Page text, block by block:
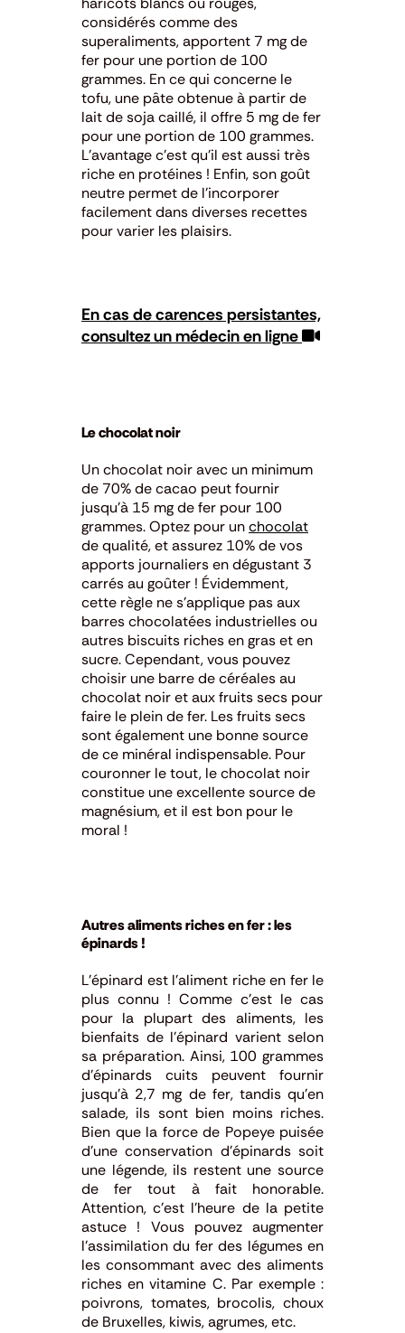
considérés comme des
superaliments, apportent 7 mg de
fer pour une portion de 100
grammes. En ce qui concerne le
tofu, une pâte obtenue à partir de
lait de soja caillé, il offre 5 mg de fer
pour une portion de 100 grammes.
L’avantage c’est qu’il est aussi très
riche en protéines ! Enfin, son goût
neutre permet de l’incorporer
facilement dans diverses recettes
pour varier les plaisirs.
En cas de carences persistantes,
consultez un médecin en ligne
Le chocolat noir
Un chocolat noir avec un minimum
de 70% de cacao peut fournir
jusqu’à 15 mg de fer pour 100
grammes. Optez pour unchocolat
de qualité, et assurez 10% de vos
apports journaliers en dégustant 3
carrés au goûter ! Évidemment,
cette règle ne s’applique pas aux
barres chocolatées industrielles ou
autres biscuits riches en gras et en
sucre.Cependant, vous pouvez
choisir une barre de céréales au
chocolat noir et aux fruits secs pour
faire le plein de fer. Les fruits secs
sont également une bonne source
de ce minéral indispensable. Pour
couronner le tout, le chocolat noir
constitue une excellente source de
magnésium, et il est bon pour le
moral !
Autres aliments riches en fer : les
épinards !
L’épinard est l’aliment riche en fer le
plus connu ! Comme c’est le cas
pour la plupart des aliments, les
bienfaits de l’épinard varient selon
sa préparation. Ainsi, 100 grammes
d’épinards cuits peuvent fournir
jusqu’à 2,7 mg de fer, tandis qu’en
salade, ils sont bien moins riches.
Bien que la force de Popeye puisée
d’une conservation d’épinards soit
une légende, ils restent une source
de fer tout à fait honorable.
Attention, c’est l’heure de la petite
astuce ! Vous pouvez augmenter
l’assimilation du fer des légumes en
les consommant avec des aliments
riches en vitamine C. Par exemple :
poivrons, tomates, brocolis, choux
de Bruxelles, kiwis, agrumes, etc.